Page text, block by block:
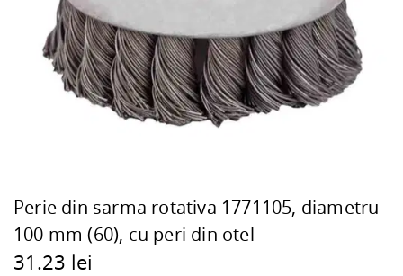
Perie din sarma rotativa 1771105, diametru
100 mm (60), cu peri din otel
31.23 lei